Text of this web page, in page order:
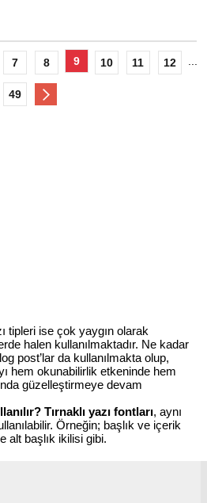
7 8 9 10 11 12
49
tipleri ise çok yaygın olarak
halen kullanılmaktadır. Ne kadar
post’lar da kullanılmakta olup,
hem okunabilirlik etkeninde hem
güzelleştirmeye devam
Tırnaklı yazı fontları, aynı
Örneğin; başlık ve içerik
alt başlık ikilisi gibi.